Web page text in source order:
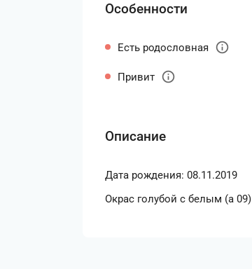
Особенности
Есть родословная info
Привит info
Описание
Дата рождения: 08.11.2019
Окрас голубой с белым (a 09)